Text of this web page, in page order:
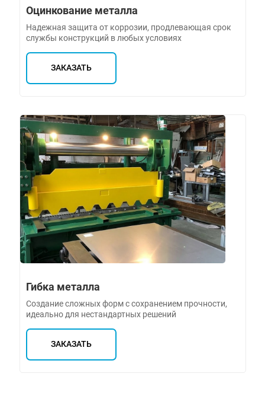
Оцинкование металла
Надежная защита от коррозии, продлевающая срок
службы конструкций в любых условиях
ЗАКАЗАТЬ
Гибка металла
Создание сложных форм с сохранением прочности,
идеально для нестандартных решений
ЗАКАЗАТЬ